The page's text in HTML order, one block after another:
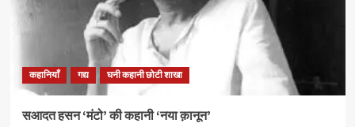
कहानियाँ गद्य घनी कहानी छोटी शाखा
सआदत हसन ‘मंटो’ की कहानी ‘नया क़ानून’